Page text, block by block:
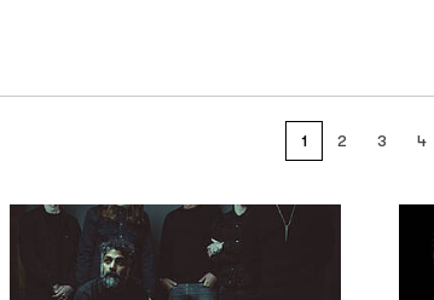
1 2 3 4